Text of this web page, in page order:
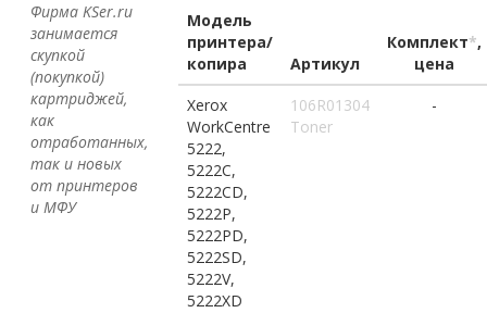
Фирма KSer.ru
занимается
скупкой
(покупкой)
картриджей,
как
отработанных,
так и новых
от принтеров
и МФУ
Модель
принтера/
копира
Артикул
Комплект*,
цена
Xerox
WorkCentre
5222,
5222C,
5222CD,
5222P,
5222PD,
5222SD,
5222V,
5222XD
106R01304
Toner
-